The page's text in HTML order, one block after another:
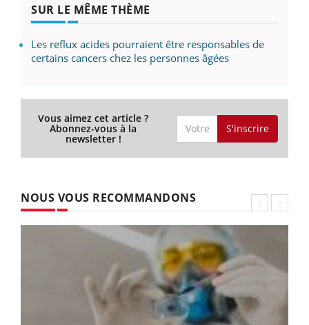
SUR LE MÊME THÈME
Les reflux acides pourraient être responsables de
certains cancers chez les personnes âgées
Vous aimez cet article ?
Abonnez-vous à la
newsletter !
S'inscrire
NOUS VOUS RECOMMANDONS